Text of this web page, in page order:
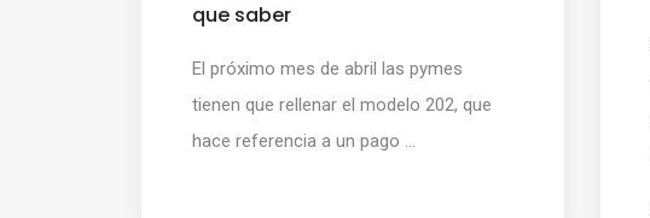
que saber
El próximo mes de abril las pymes
tienen que rellenar el modelo 202, que
hace referencia a un pago ...